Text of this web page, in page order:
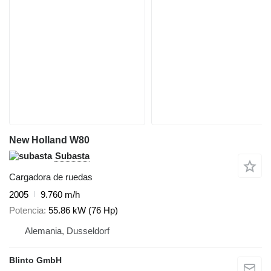
New Holland W80
Subasta
Cargadora de ruedas
2005
9.760 m/h
Potencia 55.86 kW (76 Hp)
Alemania, Dusseldorf
Blinto GmbH